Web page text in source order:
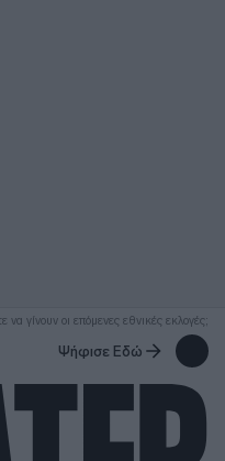
γίνουν οι επόμενες εθνικές εκλογές;
Ψήφισε Εδώ